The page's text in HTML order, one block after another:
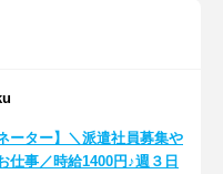
ーター】＼派遣社員募集や
仕事／時給1400円♪週３日